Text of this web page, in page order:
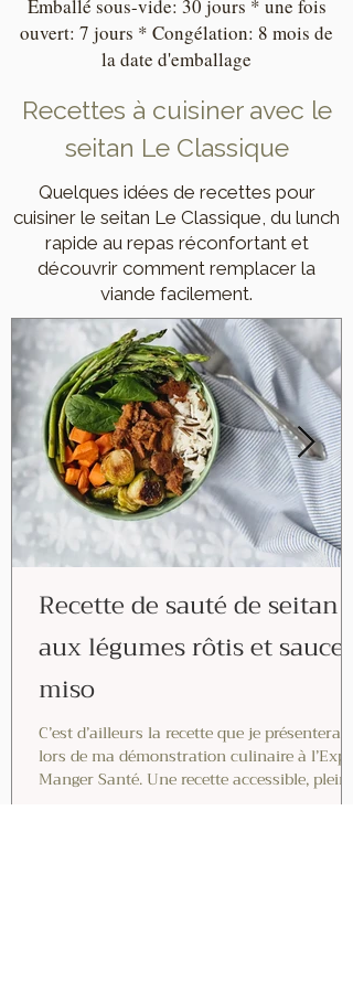
​Emballé sous-vide: 30 jours * une fois
ouvert: 7 jours * Congélation: 8 mois de
la date d'emballage
Recettes à cuisiner avec le
seitan Le Classique
Quelques idées de recettes pour
cuisiner le seitan Le Classique, du lunch
rapide au repas réconfortant et
découvrir comment remplacer la
viande facilement.
Recette de sauté de seitan
aux légumes rôtis et sauce
miso
C’est d’ailleurs la recette que je présenterai
lors de ma démonstration culinaire à l’Expo
Manger Santé. Une recette accessible, pleine
de saveurs, qui montre à quel point cuisiner